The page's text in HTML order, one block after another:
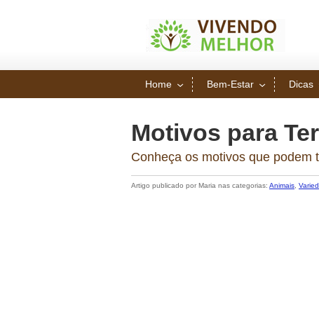
Home Bem-Estar Dicas
Motivos para
Conheça os motivos que podem
Artigo publicado por Maria nas categorias: Animais